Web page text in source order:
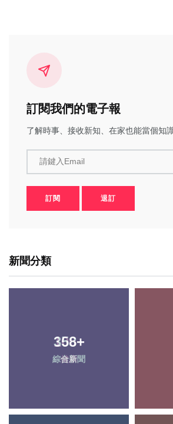
訂閱我們的電子報
了解時事、接收新知、在家也能當個知
請鍵入Email
訂閱 退訂
新聞分類
106+
健康
358+
綜合新聞